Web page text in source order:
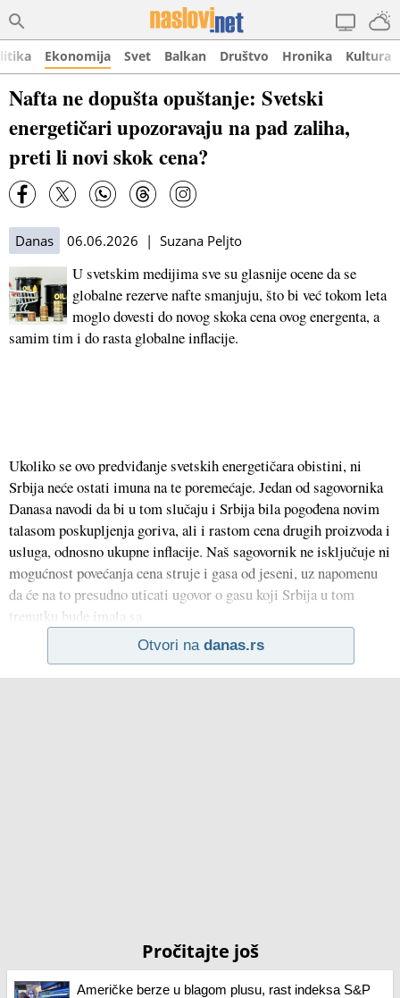
Ekonomija Svet Balkan Društvo Hronika Kultura
Nafta ne dopušta opuštanje: Svetski
energetičari upozoravaju na pad zaliha,
preti li novi skok cena?
Danas 06.06.2026 | Suzana Peljto
U svetskim medijima sve su glasnije ocene da se
globalne rezerve nafte smanjuju, što bi već tokom leta
moglo dovesti do novog skoka cena ovog energenta, a
samim tim i do rasta globalne inflacije.
Ukoliko se ovo predviđanje svetskih energetičara obistini, ni
Srbija neće ostati imuna na te poremećaje. Jedan od sagovornika
Danasa navodi da bi u tom slučaju i Srbija bila pogođena novim
talasom poskupljenja goriva, ali i rastom cena drugih proizvoda i
usluga, odnosno ukupne inflacije. Naš sagovornik ne isključuje ni
mogućnost povećanja cena struje i gasa od jeseni, uz napomenu
da će na to presudno uticati ugovor o gasu koji Srbija u tom
trenutku bude imala sa
Otvori na danas.rs
Pročitajte još
Američke berze u blagom plusu, rast indeksa S&P